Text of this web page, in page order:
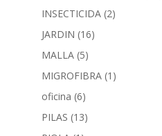
INSECTICIDA (2)
JARDIN (16)
MALLA (5)
MIGROFIBRA (1)
oficina (6)
PILAS (13)